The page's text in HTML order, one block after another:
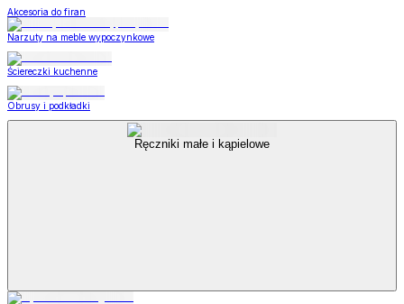
Akcesoria do firan
Narzuty na meble wypoczynkowe
Ściereczki kuchenne
Obrusy i podkładki
Ręczniki małe i kąpielowe